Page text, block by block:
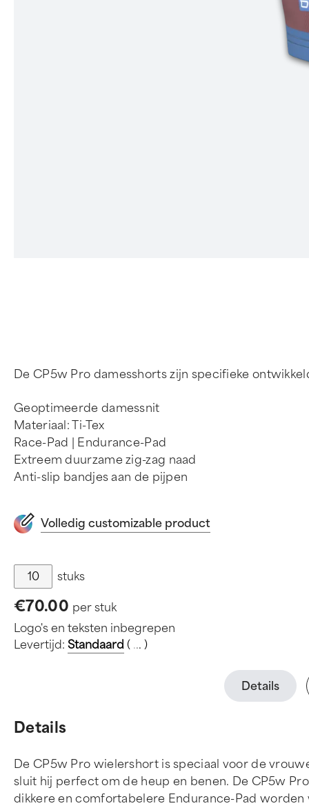
De CP5w Pro damesshorts zijn specifieke
Geoptimeerde damessnit
Materiaal: Ti-Tex
Race-Pad | Endurance-Pad
Extreem duurzame zig-zag naad
Anti-slip bandjes aan de pijpen
Volledig customizable product
stuks
€70.00 per stuk
Logo's en teksten inbegrepen
Levertijd: Standaard ( ... )
Details
Details
De CP5w Pro wielershort is speciaal voor de
sluit hij perfect om de heup en benen. De CP5w
dikkere en comfortabelere Endurance-Pad worden